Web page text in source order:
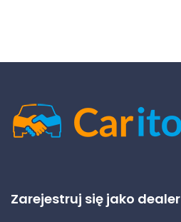
Zarejestruj się jako dealer